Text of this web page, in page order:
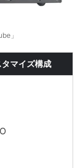
」
タマイズ構成